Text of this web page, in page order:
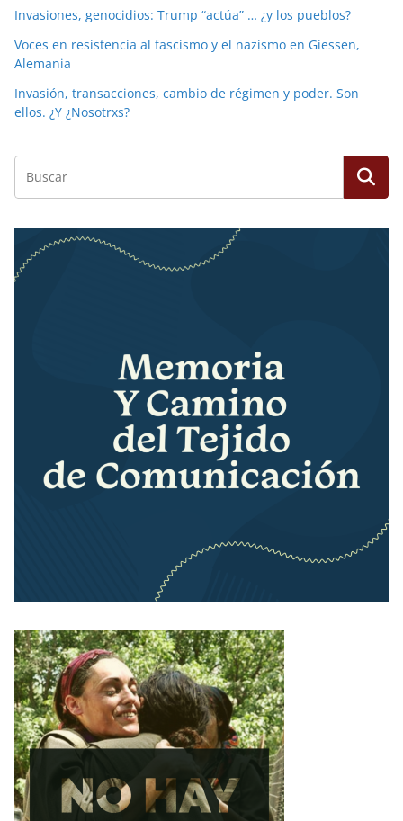
Invasiones, genocidios: Trump “actúa” … ¿y los pueblos?
Voces en resistencia al fascismo y el nazismo en Giessen,
Alemania
Invasión, transacciones, cambio de régimen y poder. Son
ellos. ¿Y ¿Nosotrxs?